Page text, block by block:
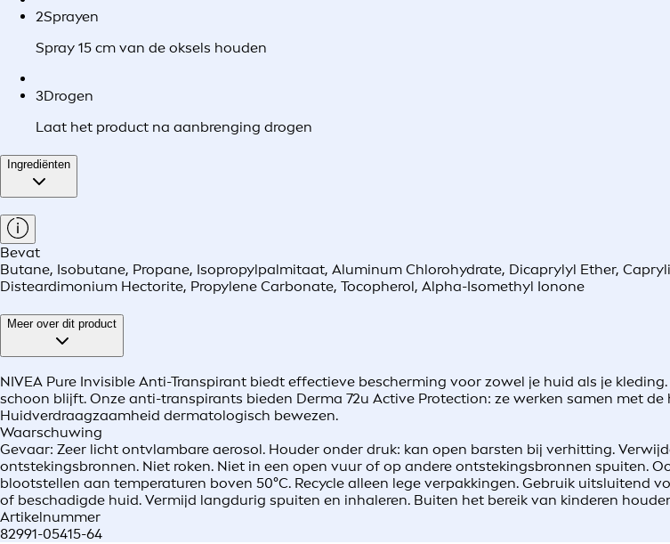
2Sprayen
Spray 15 cm van de oksels houden
3Drogen
Laat het product na aanbrenging drogen
Ingrediënten
Bevat
Butane, Isobutane, Propane, Isopropylpalmitaat, Aluminum Chlorohydrate, Dicaprylyl Ether,
Disteardimonium Hectorite, Propylene Carbonate, Tocopherol, Alpha-Isomethyl Ionone
Meer over dit product
NIVEA Pure Invisible Anti-Transpirant biedt effectieve bescherming voor zowel je huid als je
schoon blijft. Onze anti-transpirants bieden Derma 72u Active Protection: ze werken samen met
Huidverdraagzaamheid dermatologisch bewezen.
Waarschuwing
Gevaar: Zeer licht ontvlambare aerosol. Houder onder druk: kan open barsten bij verhitting.
ontstekingsbronnen. Niet roken. Niet in een open vuur of op andere ontstekingsbronnen spuiten.
blootstellen aan temperaturen boven 50°C. Recycle alleen lege verpakkingen. Gebruik uitsluitend
of beschadigde huid. Vermijd langdurig spuiten en inhaleren. Buiten het bereik van kinderen
Artikelnummer
82991-05415-64